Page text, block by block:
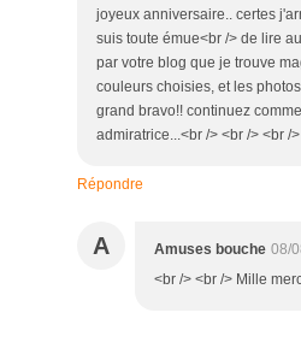
joyeux anniversaire.. certes
suis toute émue<br /> de lire
par votre blog que je trouve
couleurs choisies, et les
grand bravo!! continuez
admiratrice...<br /> <br /> <br />
Répondre
A Amuses bouche 08/
<br /> <br /> Mille